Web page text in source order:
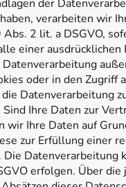
der
verarbeiten wir
2 lit. a DSGVO,
einer
oder in den Zugriff
Datenverarbeitung
Ihre Daten zur
Ihre Daten auf
zur Erfüllung einer
Datenverarbeitung
erfolgen. Über